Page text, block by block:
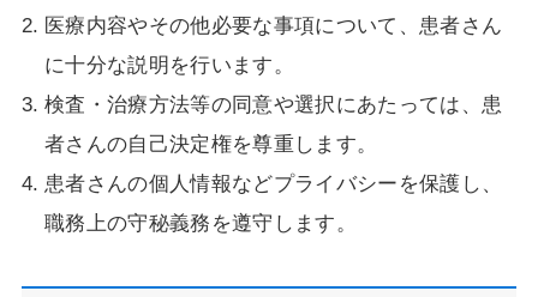
医療内容やその他必要な事項について、患者さん
に十分な説明を行います。
検査・治療方法等の同意や選択にあたっては、患
者さんの自己決定権を尊重します。
患者さんの個人情報などプライバシーを保護し、
職務上の守秘義務を遵守します。